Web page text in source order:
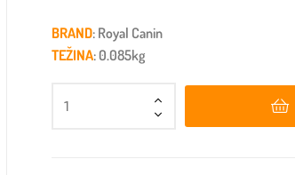
BRAND: Royal Canin
TEŽINA: 0.085kg